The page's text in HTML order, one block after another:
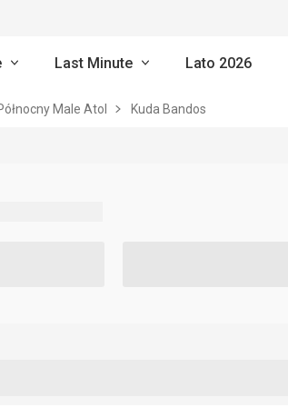
Last Minute Lato 2026
Male Atol Kuda Bandos